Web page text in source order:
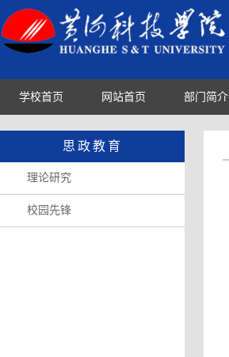
学校首页 网站首页 部门简介
思政教育
理论研究
校园先锋